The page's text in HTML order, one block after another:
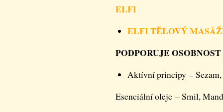
ELFI
ELFI TĚLOVÝ
PODPORUJE OSOBNOST
Aktívní principy – Sezam,
Esenciální oleje – Smil,